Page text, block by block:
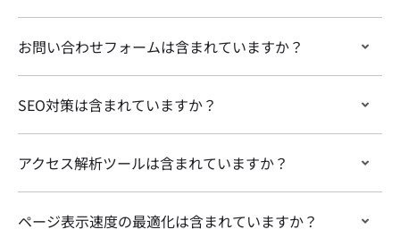
お問い合わせフォームは含まれていますか？
SEO対策は含まれていますか？
アクセス解析ツールは含まれていますか？
ページ表示速度の最適化は含まれていますか？